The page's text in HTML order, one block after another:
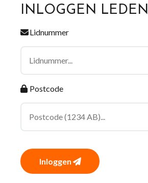
INLOGGEN LEDEN
Lidnummer
Postcode
Inloggen